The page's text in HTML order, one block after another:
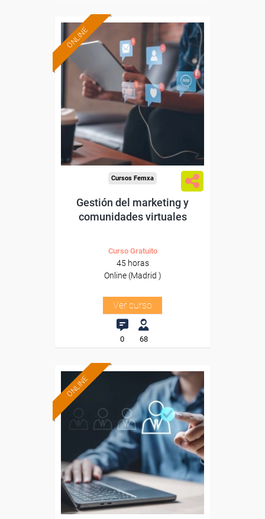
ONLINE
Formación 100%
subvencionada.
Para desempleados,
trabajadores y autónomos
de Madrid.
Para todos los sectores.
Cursos Femxa
Gestión del marketing y
comunidades virtuales
Curso Gratuito
45 horas
Online (Madrid )
Ver curso
0 68
ONLINE
Formación 100%
subvencionada.
Para trabajadores y
autónomos de Madrid.
Para todos los sectores.